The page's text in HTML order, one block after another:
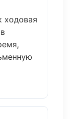
ходовая